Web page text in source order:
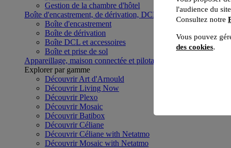
Gestion de la chambre d'hôtel
Boîte d'encastrement, de dérivation, DCL et boîte de sol
Boîte d'encastrement
Boîte de dérivation
Boîte DCL et accessoires
Boîte et prise de sol
Appareillage, maison connectée et pilotage du bâtiment
Explorer par gamme
Découvrir Art d'Arnould
Découvrir Living Now
Découvrir Plexo
Découvrir Mosaic
Découvrir Batibox
Découvrir Céliane
Découvrir Céliane with Netatmo
Découvrir Mosaic with Netatmo
l'audience du
Consultez notre
Vous pouvez
des cookies.